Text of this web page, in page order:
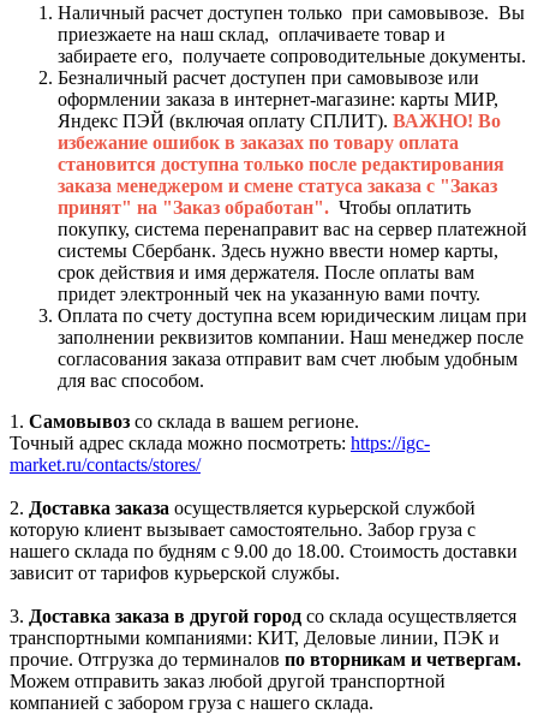
Наличный расчет доступен только при самовывозе. Вы
приезжаете на наш склад, оплачиваете товар и
забираете его, получаете сопроводительные документы.
Безналичный расчет доступен при самовывозе или
оформлении заказа в интернет-магазине: карты МИР,
Яндекс ПЭЙ (включая оплату СПЛИТ). ВАЖНО! Во
избежание ошибок в заказах по товару оплата
становится доступна только после редактирования
заказа менеджером и смене статуса заказа с "Заказ
принят" на "Заказ обработан". Чтобы оплатить
покупку, система перенаправит вас на сервер платежной
системы Сбербанк. Здесь нужно ввести номер карты,
срок действия и имя держателя. После оплаты вам
придет электронный чек на указанную вами почту.
Оплата по счету доступна всем юридическим лицам при
заполнении реквизитов компании. Наш менеджер после
согласования заказа отправит вам счет любым удобным
для вас способом.
1. Самовывоз со склада в вашем регионе.
Точный адрес склада можно посмотреть: https://igc-
market.ru/contacts/stores/
2. Доставка заказа осуществляется курьерской службой
которую клиент вызывает самостоятельно. Забор груза с
нашего склада по будням с 9.00 до 18.00. Стоимость доставки
зависит от тарифов курьерской службы.
3. Доставка заказа в другой город со склада осуществляется
транспортными компаниями: КИТ, Деловые линии, ПЭК и
прочие. Отгрузка до терминалов по вторникам и четвергам.
Можем отправить заказ любой другой транспортной
компанией с забором груза с нашего склада.